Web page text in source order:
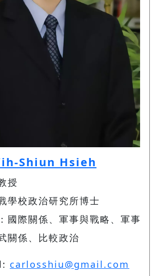
Shiun Hsieh
授
學校政治研究所博士
國際關係、軍事與戰略、軍事
關係、比較政治
carlosshiu@gmail.com